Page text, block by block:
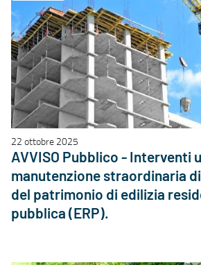
22 ottobre 2025
AVVISO Pubblico - Interventi
manutenzione straordinaria
del patrimonio di edilizia
pubblica (ERP).